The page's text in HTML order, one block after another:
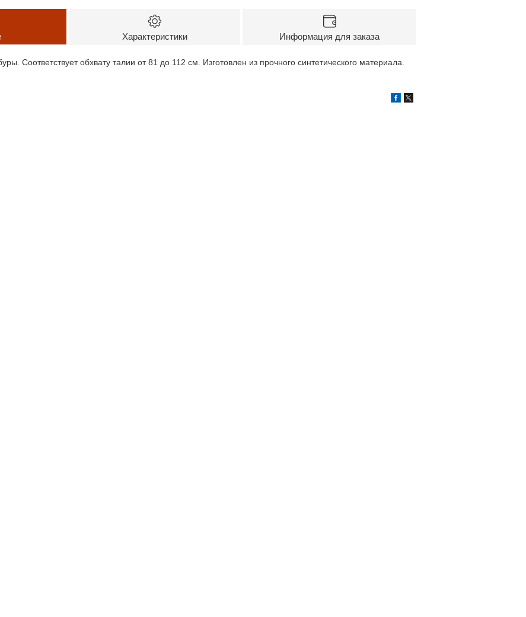
Характеристики Информация для заказа
Соответствует обхвату талии от 81 до 112 см. Изготовлен из прочного синтетического материала.